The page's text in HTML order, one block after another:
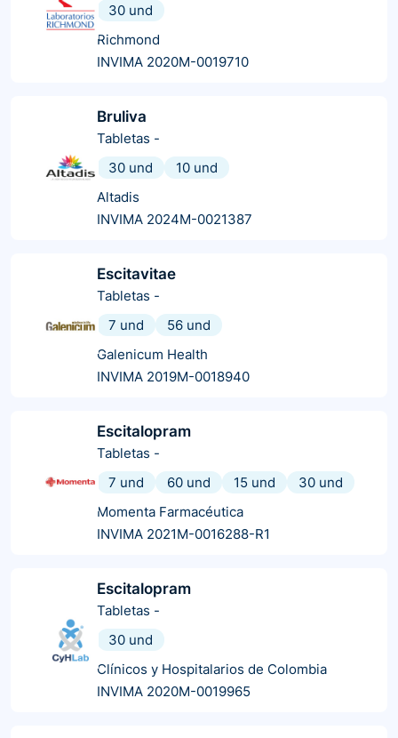
30 und
Richmond
INVIMA 2020M-0019710
Bruliva
Tabletas -
30 und
10 und
Altadis
INVIMA 2024M-0021387
Escitavitae
Tabletas -
7 und
56 und
Galenicum Health
INVIMA 2019M-0018940
Escitalopram
Tabletas -
7 und
60 und 15 und
30 und
Momenta Farmacéutica
INVIMA 2021M-0016288-R1
Escitalopram
Tabletas -
30 und
Clínicos y Hospitalarios de Colombia
INVIMA 2020M-0019965